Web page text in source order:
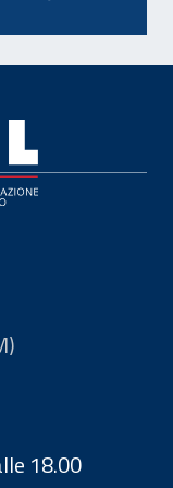
18.00